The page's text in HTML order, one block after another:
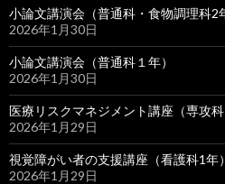
小論文講演会（普通科・食物調理科2
2026年1月30日
小論文講演会（普通科１年）
2026年1月30日
医療リスクマネジメント講座（専攻科
2026年1月29日
視覚障がい者の支援講座（看護科1年）
2026年1月29日